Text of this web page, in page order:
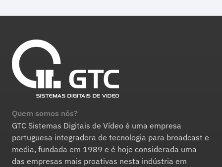
Quem somos nós?
GTC Sistemas Digitais de Vídeo é uma empresa
portuguesa integradora de tecnologia para broadcast e
media, fundada em 1989 e é hoje considerada uma
das empresas mais proativas nesta indústria em